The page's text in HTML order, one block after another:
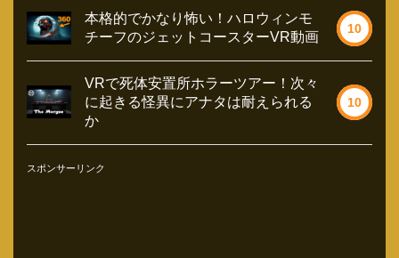
本格的でかなり怖い！ハロウィンモ
チーフのジェットコースターVR動画
10
VRで死体安置所ホラーツアー！次々
に起きる怪異にアナタは耐えられる
か
10
スポンサーリンク